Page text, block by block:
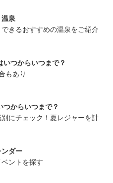
泉
きるおすすめの温泉をご紹介
つからいつまで？
もあり
からいつまで？
にチェック！夏レジャーを計
ダー
ントを探す